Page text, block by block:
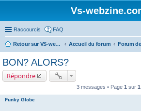
Vs-
Raccourcis FAQ
Retour sur VS-webzine Accueil du forum Forum
BON? ALORS?
Répondre
3 messages • Page 1 sur 1
Funky Globe